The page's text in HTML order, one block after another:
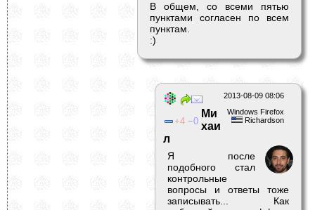
В общем, со всеми пятью
пунктами согласен по всем
пунктам.
:)
2013-08-09 08:06
Windows Firefox
Richardson
4 0
Ми
хаи
л
Я после
подобного стал
контрольные
вопросы и ответы тоже
записывать... Как